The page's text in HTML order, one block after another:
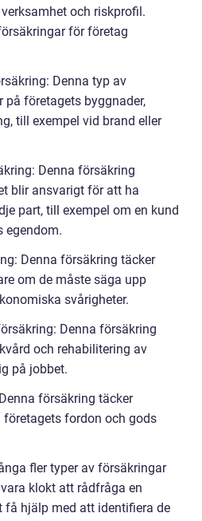
och riskprofil.
för företag
Denna typ av
företagets byggnader,
till exempel vid brand eller
Denna försäkring
blir ansvarigt för att ha
part, till exempel om en kund
egendom.
Denna försäkring täcker
om de måste säga upp
svårigheter.
Denna försäkring
och rehabilitering av
på jobbet.
försäkring täcker
fordon och gods
fler typer av försäkringar
klokt att rådfråga en
hjälp med att identifiera de